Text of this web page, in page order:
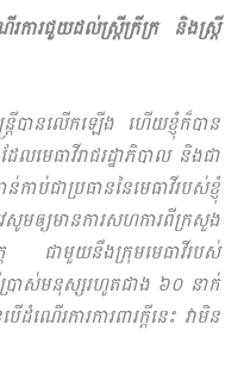
រការជួយដល់ស្រ្ដីក្រីក្រ និងស្ដ្រី
បានលើកឡើង ហើយខ្ញុំក៏បាន
េធាវីរាជរដ្ឋាភិបាល និងជា
កាប់ជាប្រធាននៃមេធាវីរបស់ខ្ញុំ
ឲ្យមានការសហការពីក្រសួង
ត្ត ជាមួយនឹងក្រុមមេធាវីរបស់
រាស់មនុស្សរហូតជាង ៦០ នាក់
ើរការការពារក្ដីនេះ វាមិន